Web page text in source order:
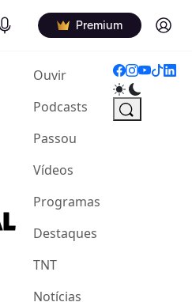
Podcasts Premium Log in
Ouvir(current)
Podcasts
Passou
Vídeos
Programas
Destaques
TNT
Notícias